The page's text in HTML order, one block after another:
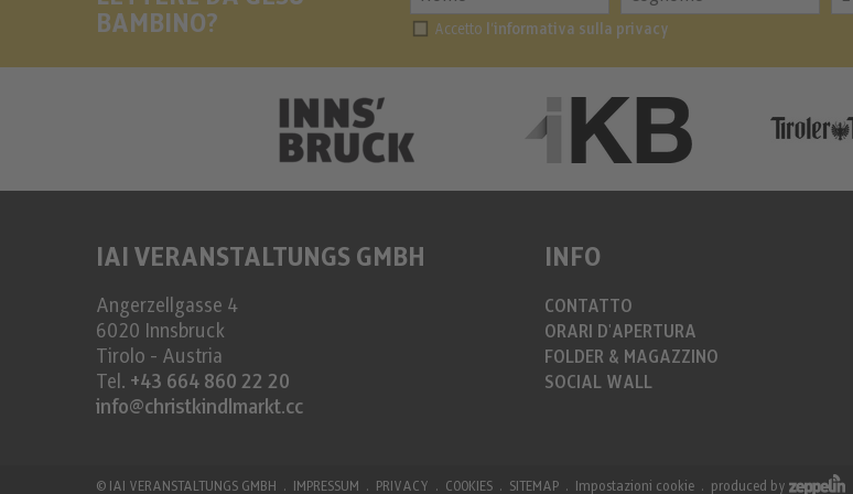
BAMBINO?
Accetto l’informativa sulla privacy
IAI VERANSTALTUNGS GMBH
Angerzellgasse 4
6020 Innsbruck
Tirolo - Austria
Tel. +43 664 860 22 20
info@christkindlmarkt.cc
INFO
CONTATTO
ORARI D'APERTURA
FOLDER & MAGAZZINO
SOCIAL WALL
© IAI VERANSTALTUNGS GMBH IMPRESSUM PRIVACY COOKIES SITEMAP Impostazioni cookie produced by